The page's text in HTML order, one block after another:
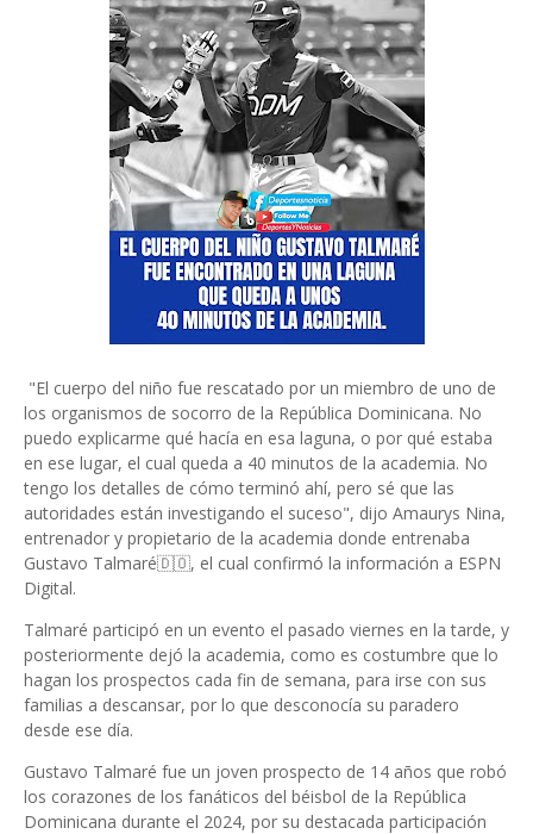
"El cuerpo del niño fue rescatado por un miembro de uno de
los organismos de socorro de la República Dominicana. No
puedo explicarme qué hacía en esa laguna, o por qué estaba
en ese lugar, el cual queda a 40 minutos de la academia. No
tengo los detalles de cómo terminó ahí, pero sé que las
autoridades están investigando el suceso", dijo Amaurys Nina,
entrenador y propietario de la academia donde entrenaba
Gustavo Talmaré🇩🇴, el cual confirmó la información a ESPN
Digital.
Talmaré participó en un evento el pasado viernes en la tarde, y
posteriormente dejó la academia, como es costumbre que lo
hagan los prospectos cada fin de semana, para irse con sus
familias a descansar, por lo que desconocía su paradero
desde ese día.
Gustavo Talmaré fue un joven prospecto de 14 años que robó
los corazones de los fanáticos del béisbol de la República
Dominicana durante el 2024, por su destacada participación